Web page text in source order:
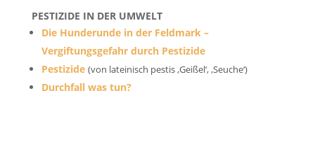
PESTIZIDE IN DER UMWELT
Die Hunderunde in der Feldmark –
Vergiftungsgefahr durch Pestizide
Pestizide (von lateinisch pestis ‚Geißel‘, ‚Seuche‘)
Durchfall was tun?